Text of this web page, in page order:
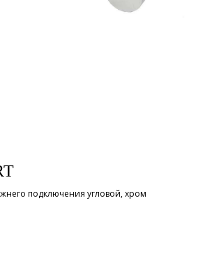
подключения угловой, хром